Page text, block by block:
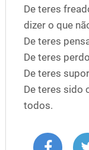
De teres
dizer o que
De teres
De teres
De teres
De teres sido
todos.